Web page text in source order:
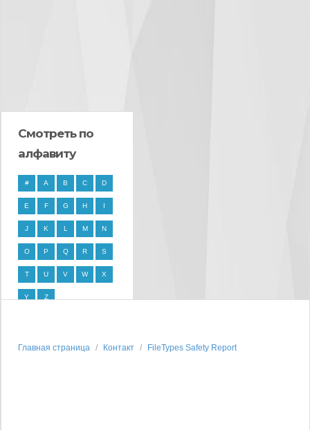
Смотреть по
алфавиту
# A B C D
E F G H I
J K L M N
O P Q R S
T U V W X
Y Z
Главная страница Контакт FileTypes Safety Report